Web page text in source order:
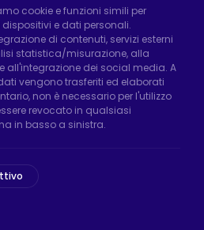
Atatürk Industrial Zone,
Hadımköy, 34555
66 46
Kocatepe
64 87
cookie e funzioni simili per
e dati personali.
di contenuti, servizi esterni
statistica/misurazione, alla
all'integrazione dei social media. A
vengono trasferiti ed elaborati
non è necessario per l'utilizzo
revocato in qualsiasi
in basso a sinistra.